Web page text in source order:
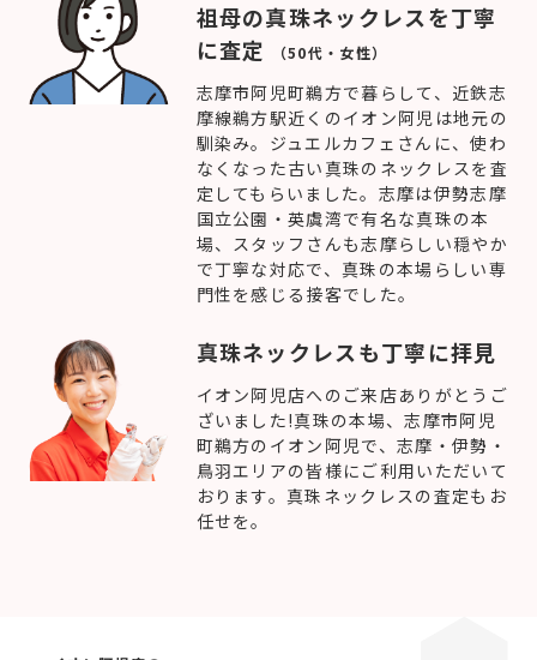
祖母の真珠ネックレスを丁寧
に査定
（50代・女性）
志摩市阿児町鵜方で暮らして、近鉄志
摩線鵜方駅近くのイオン阿児は地元の
馴染み。ジュエルカフェさんに、使わ
なくなった古い真珠のネックレスを査
定してもらいました。志摩は伊勢志摩
国立公園・英虞湾で有名な真珠の本
場、スタッフさんも志摩らしい穏やか
で丁寧な対応で、真珠の本場らしい専
門性を感じる接客でした。
真珠ネックレスも丁寧に拝見
イオン阿児店へのご来店ありがとうご
ざいました!真珠の本場、志摩市阿児
町鵜方のイオン阿児で、志摩・伊勢・
鳥羽エリアの皆様にご利用いただいて
おります。真珠ネックレスの査定もお
任せを。